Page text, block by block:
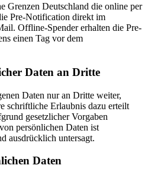
Grenzen Deutschland die online per
Pre-Notification direkt im
Offline-Spender erhalten die Pre-
einen Tag vor dem
Daten an Dritte
Daten nur an Dritte weiter,
schriftliche Erlaubnis dazu erteilt
gesetzlicher Vorgaben
persönlichen Daten ist
ausdrücklich untersagt.
Daten